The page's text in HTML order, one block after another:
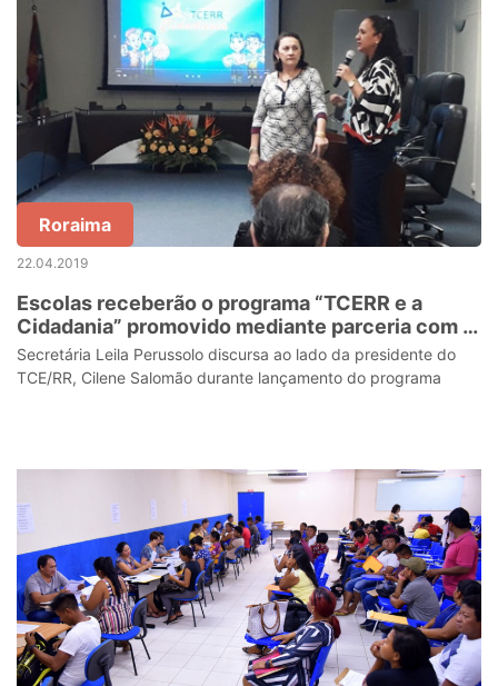
Roraima
22.04.2019
Escolas receberão o programa “TCERR e a
Cidadania” promovido mediante parceria com o
Tribunal de Contas do Estado
Secretária Leila Perussolo discursa ao lado da presidente do
TCE/RR, Cilene Salomão durante lançamento do programa